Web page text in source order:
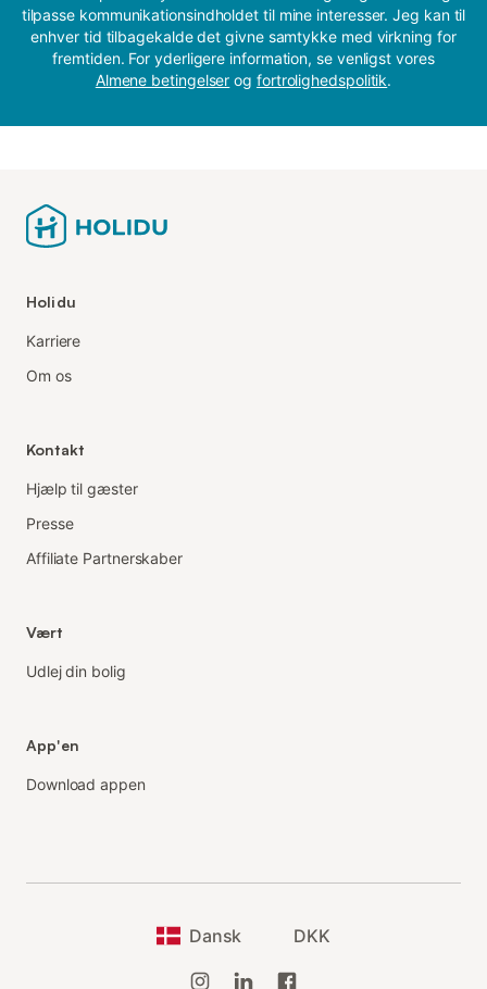
tilpasse kommunikationsindholdet til mine interesser. Jeg kan til
enhver tid tilbagekalde det givne samtykke med virkning for
fremtiden. For yderligere information, se venligst vores
Almene betingelser og fortrolighedspolitik.
Holidu
Karriere
Om os
Kontakt
Hjælp til gæster
Presse
Affiliate Partnerskaber
Vært
Udlej din bolig
App'en
Download appen
Dansk DKK